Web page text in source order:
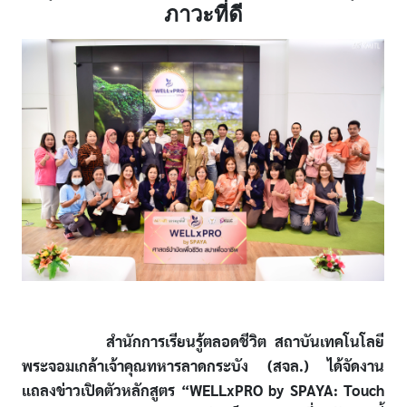
ภาวะที่ดี
สำนักการเรียนรู้ตลอดชีวิต สถาบันเทคโนโลยี
พระจอมเกล้าเจ้าคุณทหารลาดกระบัง (สจล.) ได้จัดงาน
แถลงข่าวเปิดตัวหลักสูตร “WELLxPRO by SPAYA: Touch